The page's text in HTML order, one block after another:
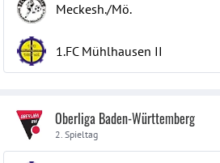
Meckesh./Mö.
1.FC Mühlhausen II
Oberliga Baden-Württemberg
2. Spieltag